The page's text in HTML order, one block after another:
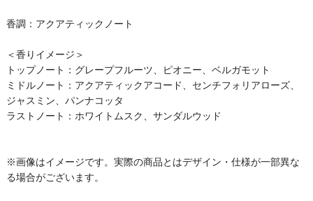
香調：アクアティックノート
＜香りイメージ＞
トップノート：グレープフルーツ、ピオニー、ベルガモット
ミドルノート：アクアティックアコード、センチフォリアローズ、
ジャスミン、パンナコッタ
ラストノート：ホワイトムスク、サンダルウッド
※画像はイメージです。実際の商品とはデザイン・仕様が一部異な
る場合がございます。